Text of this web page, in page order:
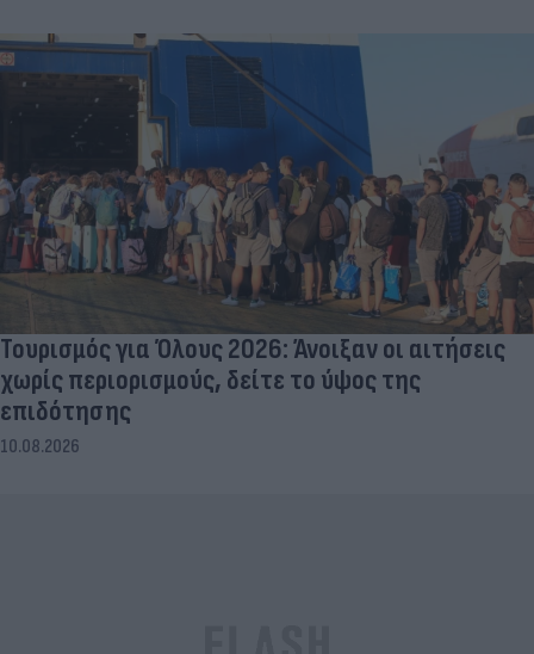
Τουρισμός για Όλους 2026: Άνοιξαν οι αιτήσεις
χωρίς περιορισμούς, δείτε το ύψος της
επιδότησης
10.08.2026